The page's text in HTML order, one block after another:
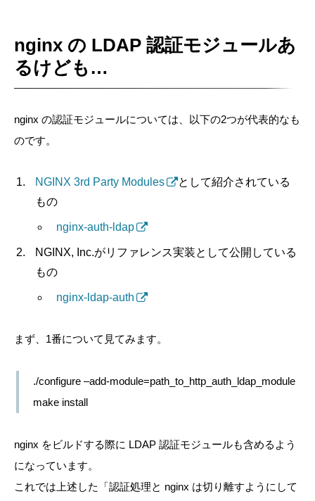
nginx の LDAP 認証モジュールあ
るけども…
nginx の認証モジュールについては、以下の2つが代表的なも
のです。
NGINX 3rd Party Modules
として紹介されている
もの
nginx-auth-ldap
NGINX, Inc.がリファレンス実装として公開している
もの
nginx-ldap-auth
まず、1番について見てみます。
./configure –add-module=path_to_http_auth_ldap_module
make install
nginx をビルドする際に LDAP 認証モジュールも含めるよう
になっています。
これでは上述した「認証処理と nginx は切り離すようにして